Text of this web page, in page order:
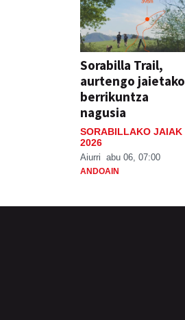
Sorabilla Trail,
aurtengo jaietako
berrikuntza
nagusia
SORABILLAKO JAIAK
2026
Aiurri abu 06, 07:00
ANDOAIN